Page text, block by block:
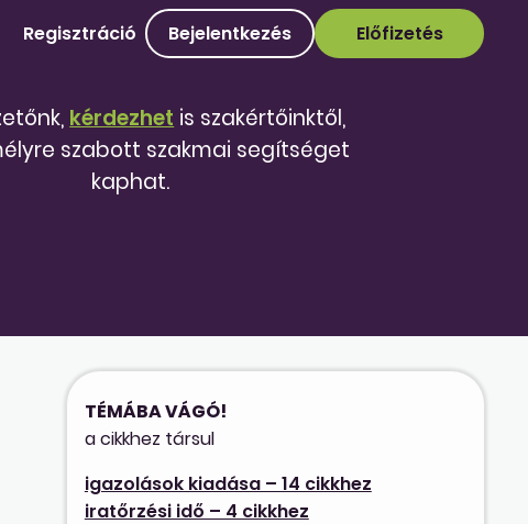
Regisztráció Bejelentkezés Előfizetés
kérdezhet is szakértőinktől,
szabott szakmai segítséget
kaphat.
TÉMÁBA VÁGÓ!
a cikkhez társul
igazolások kiadása – 14 cikkhez
iratőrzési idő – 4 cikkhez